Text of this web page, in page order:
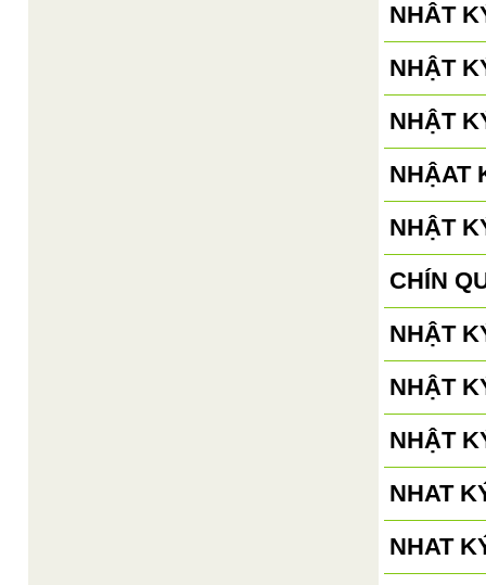
NHÂT
NHẬT
NHẬT
NHẬAT
NHẬT
CHÍN
NHẬT
NHẬT
NHẬT
NHAT
NHAT